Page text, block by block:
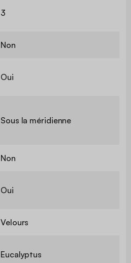
3
Non
Oui
Sous la méridienne
Non
Oui
Velours
Eucalyptus